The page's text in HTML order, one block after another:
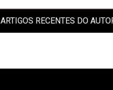
ARTIGOS RECENTES DO